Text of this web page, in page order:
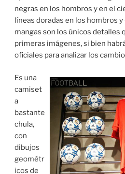
negras en los hombros y en el
líneas doradas en los hombros
mangas son los únicos detalles
primeras imágenes, si bien
oficiales para analizar los
Es una
camiset
a
bastante
chula,
con
dibujos
geométr
icos de